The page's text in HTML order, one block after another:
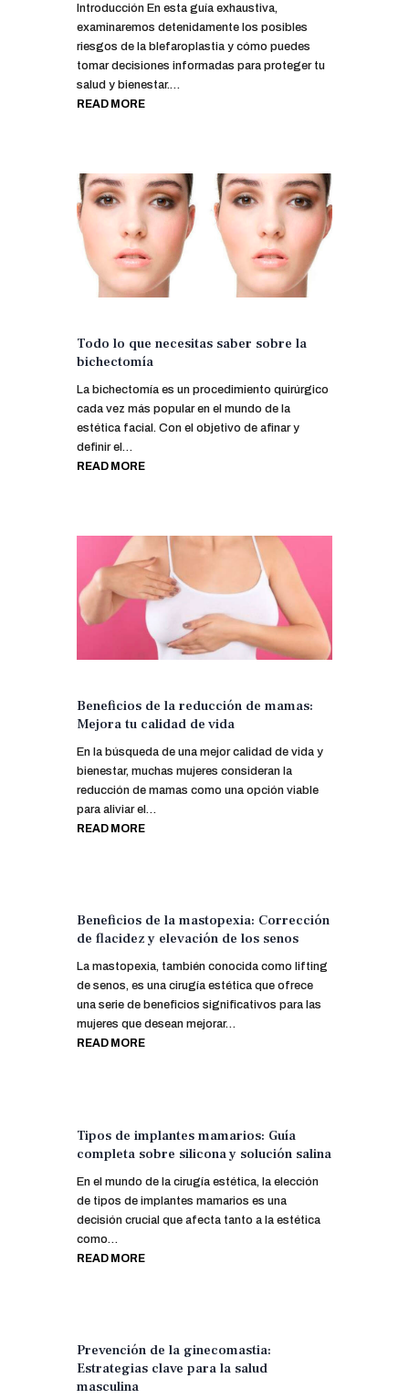
Introducción En esta guía exhaustiva,
examinaremos detenidamente los posibles
riesgos de la blefaroplastia y cómo puedes
tomar decisiones informadas para proteger tu
salud y bienestar.…
READ MORE
Todo lo que necesitas saber sobre la
bichectomía
La bichectomía es un procedimiento quirúrgico
cada vez más popular en el mundo de la
estética facial. Con el objetivo de afinar y
definir el…
READ MORE
Beneficios de la reducción de mamas:
Mejora tu calidad de vida
En la búsqueda de una mejor calidad de vida y
bienestar, muchas mujeres consideran la
reducción de mamas como una opción viable
para aliviar el…
READ MORE
Beneficios de la mastopexia: Corrección
de flacidez y elevación de los senos
La mastopexia, también conocida como lifting
de senos, es una cirugía estética que ofrece
una serie de beneficios significativos para las
mujeres que desean mejorar…
READ MORE
Tipos de implantes mamarios: Guía
completa sobre silicona y solución salina
En el mundo de la cirugía estética, la elección
de tipos de implantes mamarios es una
decisión crucial que afecta tanto a la estética
como…
READ MORE
Prevención de la ginecomastia:
Estrategias clave para la salud
masculina